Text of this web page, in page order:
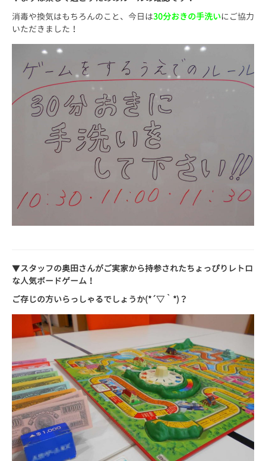
消毒や換気はもちろんのこと、今日は30分おきの手洗いにご協力
いただきました！
▼スタッフの奥田さんがご実家から持参されたちょっぴりレトロ
な人気ボードゲーム！
ご存じの方いらっしゃるでしょうか(*´▽｀*)？